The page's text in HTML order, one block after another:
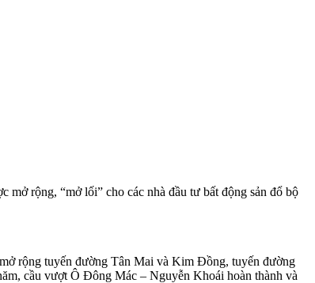
rộng, “mở lối” cho các nhà đầu tư bất động sản đổ bộ
rộng tuyến đường Tân Mai và Kim Đồng, tuyến đường
cầu vượt Ô Đông Mác – Nguyễn Khoái hoàn thành và